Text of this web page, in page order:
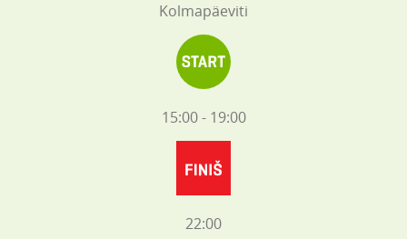
Kolmapäeviti
15:00 - 19:00
22:00